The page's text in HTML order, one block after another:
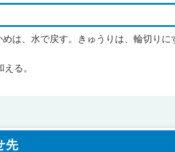
は、水で戻す。きゅうりは、輪切りに
る。
先